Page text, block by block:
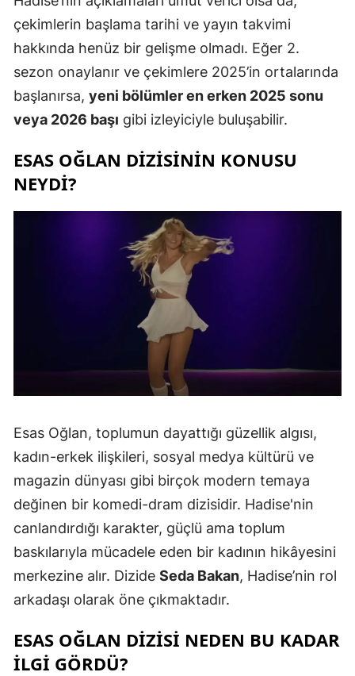
çekimlerin başlama tarihi ve yayın takvimi
hakkında henüz bir gelişme olmadı. Eğer 2.
sezon onaylanır ve çekimlere 2025’in ortalarında
başlanırsa, yeni bölümler en erken 2025 sonu
veya 2026 başı gibi izleyiciyle buluşabilir.
ESAS OĞLAN DIZISININ KONUSU
NEYDI?
Esas Oğlan, toplumun dayattığı güzellik algısı,
kadın-erkek ilişkileri, sosyal medya kültürü ve
magazin dünyası gibi birçok modern temaya
değinen bir komedi-dram dizisidir. Hadise'nin
canlandırdığı karakter, güçlü ama toplum
baskılarıyla mücadele eden bir kadının hikâyesini
merkezine alır. Dizide Seda Bakan, Hadise’nin rol
arkadaşı olarak öne çıkmaktadır.
ESAS OĞLAN DIZISI NEDEN BU KADAR
ILGI GÖRDÜ?